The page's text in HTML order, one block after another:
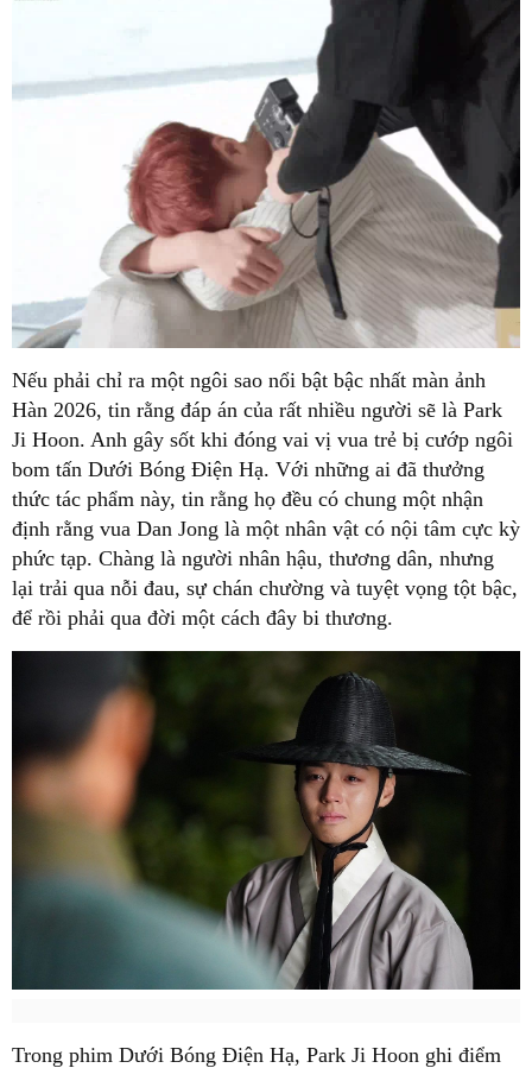
Nếu phải chỉ ra một ngôi sao nổi bật bậc nhất màn ảnh
Hàn 2026, tin rằng đáp án của rất nhiều người sẽ là Park
Ji Hoon. Anh gây sốt khi đóng vai vị vua trẻ bị cướp ngôi
bom tấn Dưới Bóng Điện Hạ. Với những ai đã thưởng
thức tác phẩm này, tin rằng họ đều có chung một nhận
định rằng vua Dan Jong là một nhân vật có nội tâm cực kỳ
phức tạp. Chàng là người nhân hậu, thương dân, nhưng
lại trải qua nỗi đau, sự chán chường và tuyệt vọng tột bậc,
để rồi phải qua đời một cách đây bi thương.
Trong phim Dưới Bóng Điện Hạ, Park Ji Hoon ghi điểm